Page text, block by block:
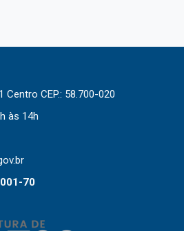
Centro CEP.: 58.700-020
às 14h
70